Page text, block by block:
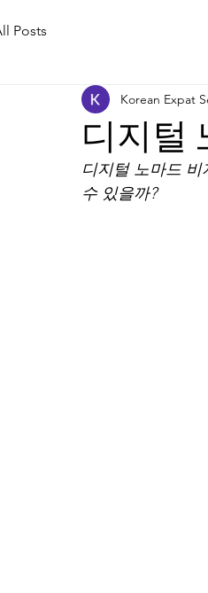
Posts
디지털
Korean Expat
디지털 노마드
수 있을까?